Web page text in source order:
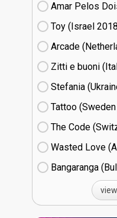
Amar Pelos
Toy (Israel
Arcade
Zitti e buoni​
Stefania
Tattoo (Sweden
The Code
Wasted Love
Bangaranga